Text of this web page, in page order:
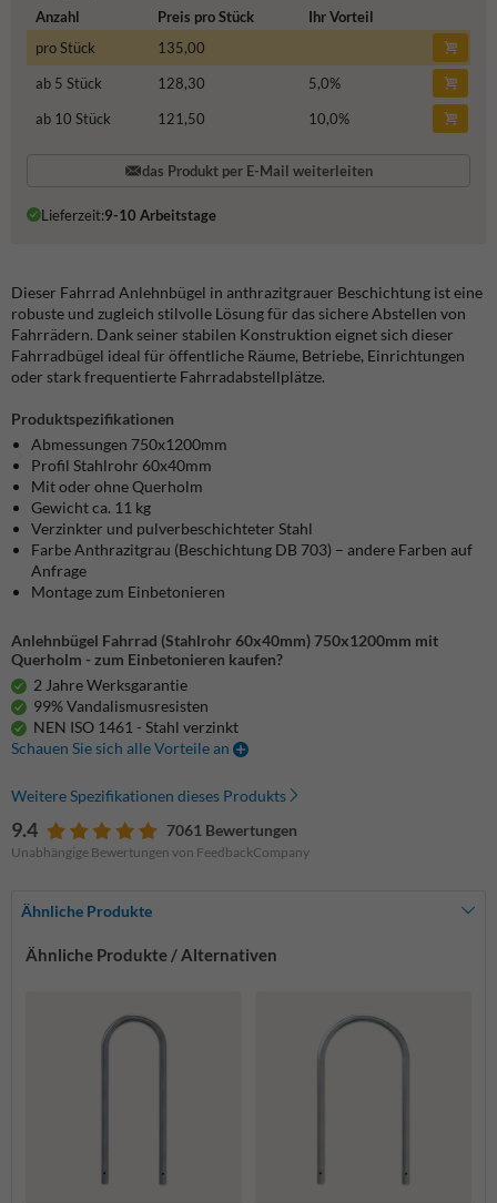
Anzahl Preis pro Stück
Ihr Vorteil
pro Stück
135,00
ab 5 Stück
128,30 5,0%
ab 10 Stück
121,50 10,0%
das Produkt per E-Mail weiterleiten
Lieferzeit:9-10 Arbeitstage
Dieser Fahrrad Anlehnbügel in anthrazitgrauer Beschichtung ist eine
robuste und zugleich stilvolle Lösung für das sichere Abstellen von
Fahrrädern. Dank seiner stabilen Konstruktion eignet sich dieser
Fahrradbügel ideal für öffentliche Räume, Betriebe, Einrichtungen
oder stark frequentierte Fahrradabstellplätze.
Produktspezifikationen
Abmessungen 750x1200mm
Profil Stahlrohr 60x40mm
Mit oder ohne Querholm
Gewicht ca. 11 kg
Verzinkter und pulverbeschichteter Stahl
Farbe Anthrazitgrau (Beschichtung DB 703) – andere Farben auf
Anfrage
Montage zum Einbetonieren
Anlehnbügel Fahrrad (Stahlrohr 60x40mm) 750x1200mm mit
Querholm - zum Einbetonieren kaufen?
2 Jahre Werksgarantie
99% Vandalismusresisten
NEN ISO 1461 - Stahl verzinkt
Schauen Sie sich alle Vorteile an
Weitere Spezifikationen dieses Produkts
9.4 7061 Bewertungen
Unabhängige Bewertungen von FeedbackCompany
Ähnliche Produkte
Ähnliche Produkte / Alternativen